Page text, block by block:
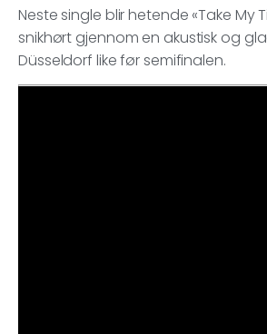
Neste single blir hetende «Take My
snikhørt gjennom en akustisk og
Düsseldorf like før semifinalen.